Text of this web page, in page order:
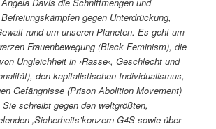
Davis die Schnittmengen und
gegen Unterdrückung,
rund um unseren Planeten. Es geht um
Frauenbewegung (Black Feminism), die
Ungleichheit in ›Rasse‹, Geschlecht und
den kapitalistischen Individualismus,
Gefängnisse (Prison Abolition Movement)
schreibt gegen den weltgrößten,
‚Sicherheits’konzern G4S sowie über